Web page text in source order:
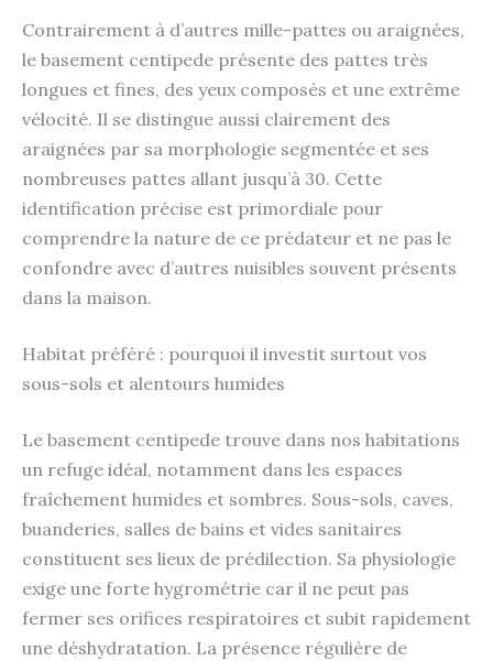
Contrairement à d’autres mille-pattes ou araignées,
le basement centipede présente des pattes très
longues et fines, des yeux composés et une extrême
vélocité. Il se distingue aussi clairement des
araignées par sa morphologie segmentée et ses
nombreuses pattes allant jusqu’à 30. Cette
identification précise est primordiale pour
comprendre la nature de ce prédateur et ne pas le
confondre avec d’autres nuisibles souvent présents
dans la maison.
Habitat préféré : pourquoi il investit surtout vos
sous-sols et alentours humides
Le basement centipede trouve dans nos habitations
un refuge idéal, notamment dans les espaces
fraîchement humides et sombres. Sous-sols, caves,
buanderies, salles de bains et vides sanitaires
constituent ses lieux de prédilection. Sa physiologie
exige une forte hygrométrie car il ne peut pas
fermer ses orifices respiratoires et subit rapidement
une déshydratation. La présence régulière de